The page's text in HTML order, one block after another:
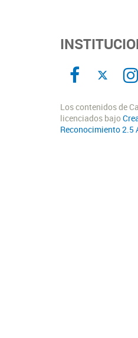
Los contenidos de
licenciados bajo
Reconocimiento 2.5